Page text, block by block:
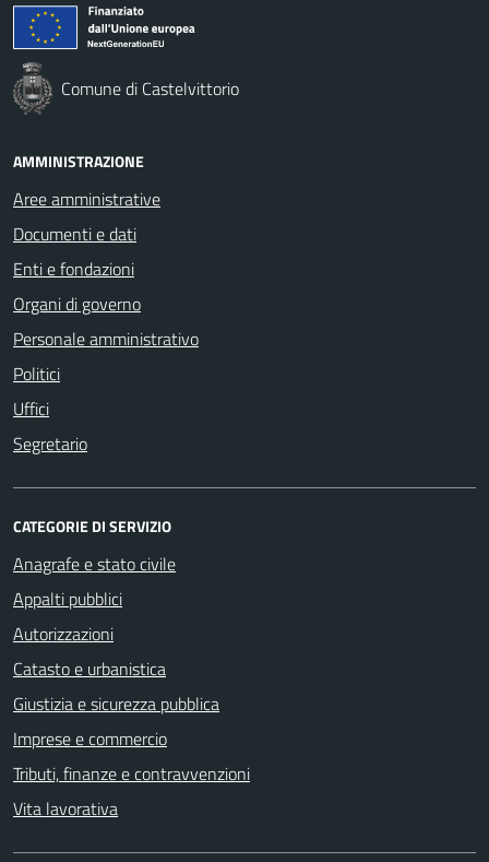
Comune di Castelvittorio
AMMINISTRAZIONE
Aree amministrative
Documenti e dati
Enti e fondazioni
Organi di governo
Personale amministrativo
Politici
Uffici
Segretario
CATEGORIE DI SERVIZIO
Anagrafe e stato civile
Appalti pubblici
Autorizzazioni
Catasto e urbanistica
Giustizia e sicurezza pubblica
Imprese e commercio
Tributi, finanze e contravvenzioni
Vita lavorativa